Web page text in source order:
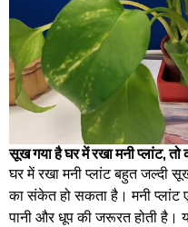
सूख गया है घर में रखा मनी प्लांट, तो
घर में रखा मनी प्लांट बहुत जल्दी
का संकेत हो सकता है। मनी प्लांट
पानी और धूप की जरूरत होती है।